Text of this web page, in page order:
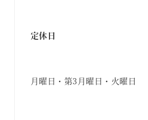
定休日
月曜日・第3月曜日・火曜日